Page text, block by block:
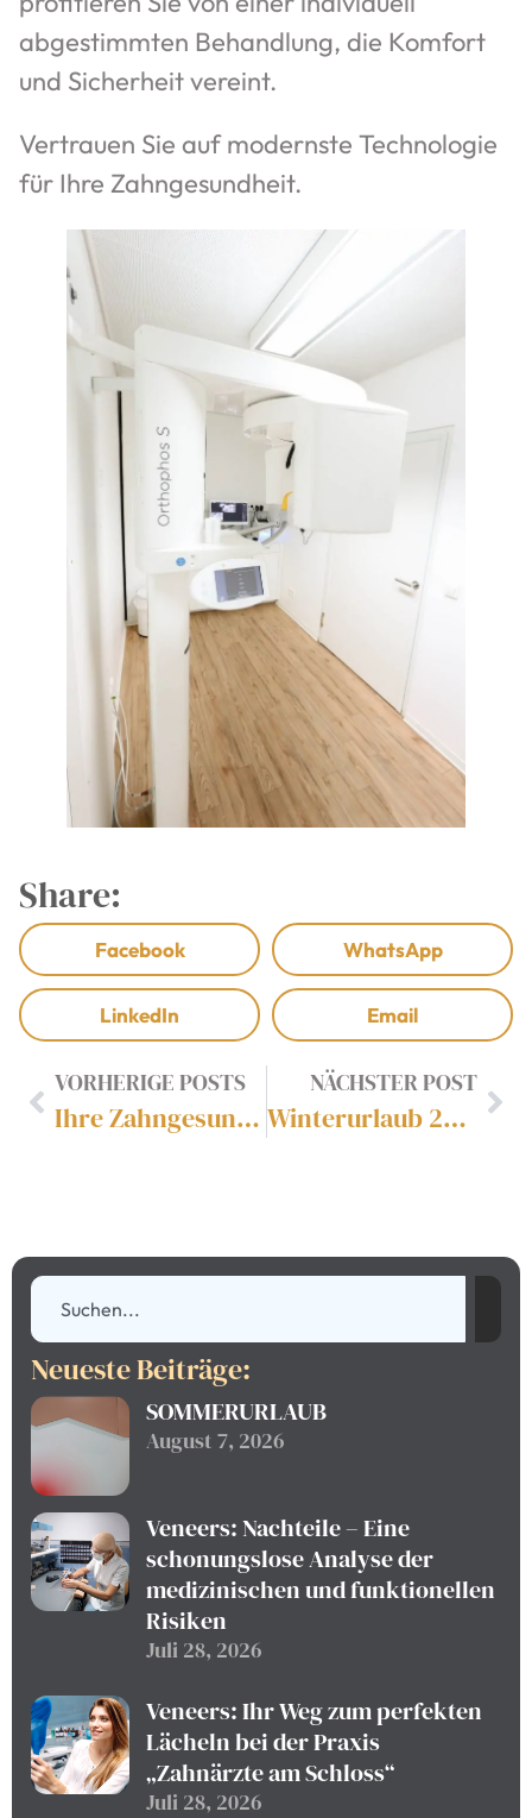
abgestimmten Behandlung, die Komfort
und Sicherheit vereint.
Vertrauen Sie auf modernste Technologie
für Ihre Zahngesundheit.
Share:
Facebook WhatsApp
LinkedIn Email
VORHERIGE POSTS
Ihre Zahngesundheit in besten Händen – frisch modernisiert für Sie!
NÄCHSTER POST
Winterurlaub 2025/2026 🎄
Neueste Beiträge:
SOMMERURLAUB
August 7, 2026
Veneers: Nachteile – Eine
schonungslose Analyse der
medizinischen und funktionellen
Risiken
Juli 28, 2026
Veneers: Ihr Weg zum perfekten
Lächeln bei der Praxis
„Zahnärzte am Schloss“
Juli 28, 2026